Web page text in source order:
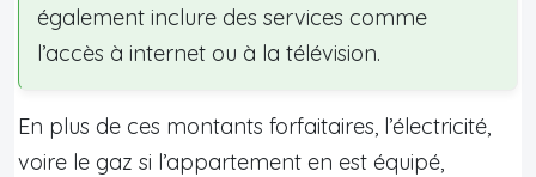
également inclure des services comme
l’accès à internet ou à la télévision.
En plus de ces montants forfaitaires, l’électricité,
voire le gaz si l’appartement en est équipé,